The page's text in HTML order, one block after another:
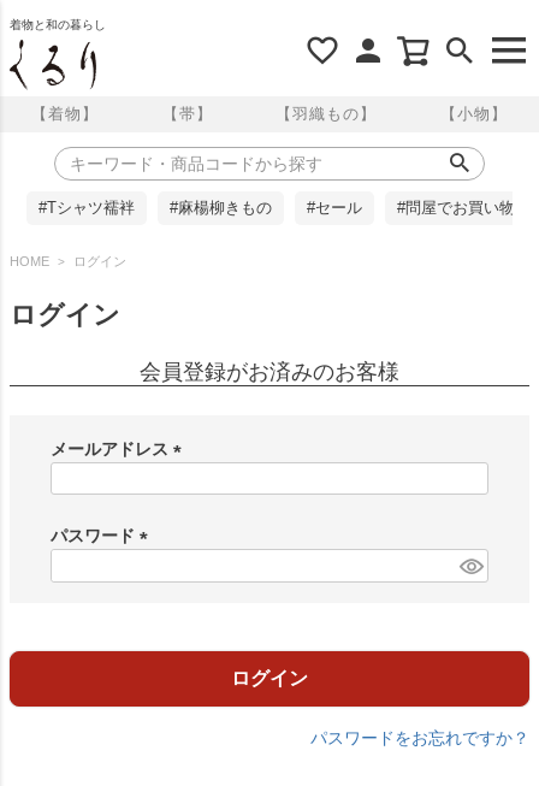
着物と和の暮らし
【着物】 【帯】 【羽織もの】 【小物】
#Tシャツ襦袢 #麻楊柳きもの #セール #問屋でお買い物
HOME ログイン
ログイン
会員登録がお済みのお客様
メールアドレス
)
パスワード
ログイン
パスワードをお忘れですか？